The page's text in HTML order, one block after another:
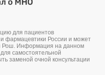
для пациентов
фармацевтики России и может
Рош. Информация на данном
самостоятельной
заменой очной консультации